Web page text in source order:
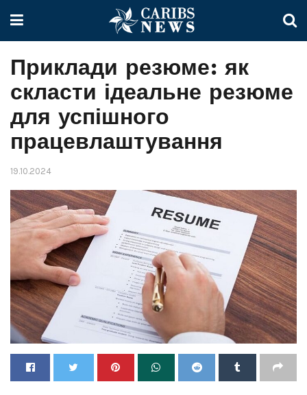
Приклади резюме: як
скласти ідеальне резюме
для успішного
працевлаштування
19.10.2024